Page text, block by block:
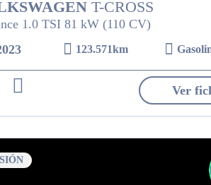
T-CROSS
1.0 TSI 81 kW (110 CV)
123.571km
Ver